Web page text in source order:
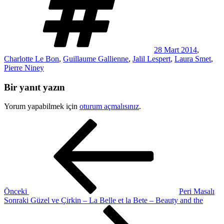
28 Mart 2014,
Charlotte Le Bon, Guillaume Gallienne, Jalil Lespert, Laura Smet,
Pierre Niney
Bir yanıt yazın
Yorum yapabilmek için oturum açmalısınız.
Önceki
Peri Masalı
Sonraki
Sonraki Güzel ve Çirkin – La Belle et la Bete – Beauty and the